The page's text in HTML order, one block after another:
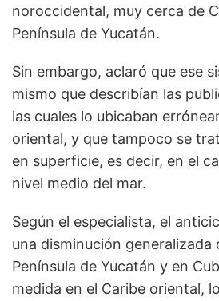
noroccidental, muy cerca de
Península de Yucatán.
Sin embargo, aclaró que ese
mismo que describían las
las cuales lo ubicaban
oriental, y que tampoco se
en superficie, es decir, en el
nivel medio del mar.
Según el especialista, el
una disminución generalizada
Península de Yucatán y en
medida en el Caribe oriental,